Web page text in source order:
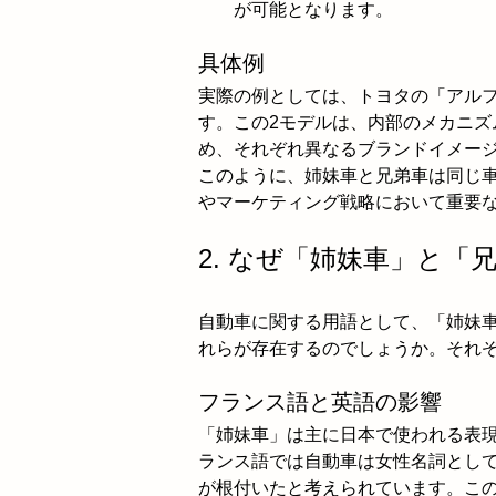
が可能となります。
具体例
実際の例としては、トヨタの「アル
す。この2モデルは、内部のメカニ
め、それぞれ異なるブランドイメー
このように、姉妹車と兄弟車は同じ
やマーケティング戦略において重要
2. なぜ「姉妹車」と「
自動車に関する用語として、「姉妹
れらが存在するのでしょうか。それ
フランス語と英語の影響
「姉妹車」は主に日本で使われる
ランス語では自動車は女性名詞とし
が根付いたと考えられています。こ